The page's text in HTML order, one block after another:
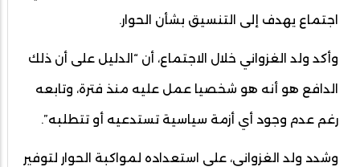
اجتماع يهدف إلى التنسيق بشأن الحوار.
وأكد ولد الغزواني خلال الاجتماع، أن “الدليل على أن ذلك
الدافع هو أنه هو شخصيا عمل عليه منذ فترة، وتابعه
رغم عدم وجود أي أزمة سياسية تستدعيه أو تتطلبه”.
وشدد ولد الغزواني، على استعداده لمواكبة الحوار لتوفير